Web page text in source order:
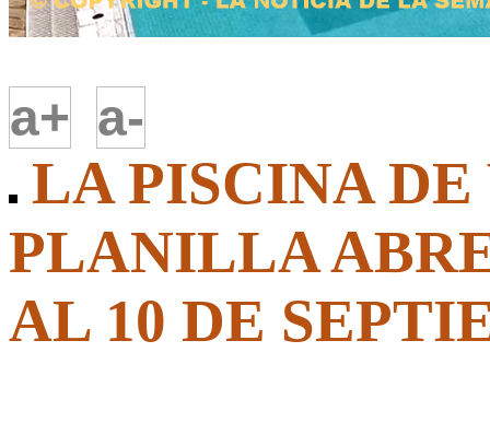
a+ a-
LA PISCINA
PLANILLA
AL 10 DE